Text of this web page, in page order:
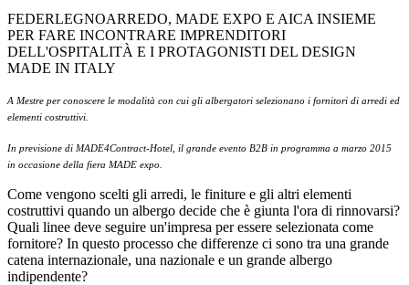
FEDERLEGNOARREDO, MADE EXPO E AICA INSIEME
PER FARE INCONTRARE IMPRENDITORI
DELL'OSPITALITÀ E I PROTAGONISTI DEL DESIGN
MADE IN ITALY
A Mestre per conoscere le modalità con cui gli albergatori selezionano i fornitori di arredi ed
elementi costruttivi.
In previsione di MADE4Contract-Hotel, il grande evento B2B in programma a marzo 2015
in occasione della fiera MADE expo.
Come vengono scelti gli arredi, le finiture e gli altri elementi
costruttivi quando un albergo decide che è giunta l'ora di rinnovarsi?
Quali linee deve seguire un'impresa per essere selezionata come
fornitore? In questo processo che differenze ci sono tra una grande
catena internazionale, una nazionale e un grande albergo
indipendente?